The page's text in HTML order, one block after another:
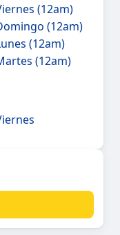
(12am)
(12am)
(12am)
(12am)